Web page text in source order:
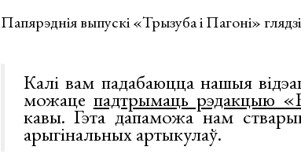
Папярэднія выпускі «Трызуба і Пагоні»
Калі вам падабаюцца нашыя
можаце падтрымаць рэдакцыю
кавы. Гэта дапаможа нам
арыгінальных артыкулаў.